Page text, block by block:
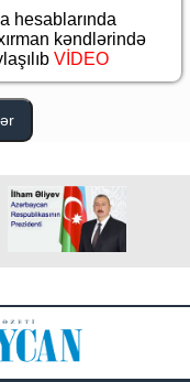
hesablarında
kəndlərində
VİDEO